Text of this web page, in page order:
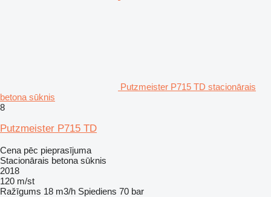
Putzmeister P715 TD stacionārais
betona sūknis
8
Putzmeister P715 TD
Cena pēc pieprasījuma
Stacionārais betona sūknis
2018
120 m/st
Ražīgums 18 m3/h Spiediens 70 bar